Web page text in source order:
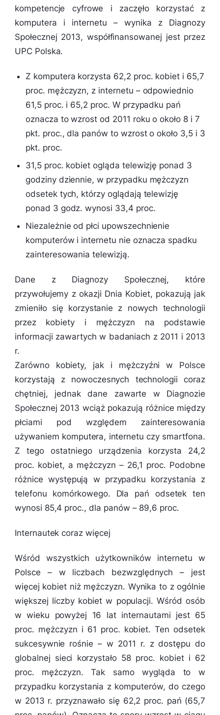
kompetencje cyfrowe i zaczęło korzystać z
komputera i internetu – wynika z Diagnozy
Społecznej 2013, współfinansowanej jest przez
UPC Polska.
Z komputera korzysta 62,2 proc. kobiet i 65,7
proc. mężczyzn, z internetu – odpowiednio
61,5 proc. i 65,2 proc. W przypadku pań
oznacza to wzrost od 2011 roku o około 8 i 7
pkt. proc., dla panów to wzrost o około 3,5 i 3
pkt. proc.
31,5 proc. kobiet ogląda telewizję ponad 3
godziny dziennie, w przypadku mężczyzn
odsetek tych, którzy oglądają telewizję
ponad 3 godz. wynosi 33,4 proc.
Niezależnie od płci upowszechnienie
komputerów i internetu nie oznacza spadku
zainteresowania telewizją.
Dane z Diagnozy Społecznej, które
przywołujemy z okazji Dnia Kobiet, pokazują jak
zmieniło się korzystanie z nowych technologii
przez kobiety i mężczyzn na podstawie
informacji zawartych w badaniach z 2011 i 2013
r.
Zarówno kobiety, jak i mężczyźni w Polsce
korzystają z nowoczesnych technologii coraz
chętniej, jednak dane zawarte w Diagnozie
Społecznej 2013 wciąż pokazują różnice między
płciami pod względem zainteresowania
używaniem komputera, internetu czy smartfona.
Z tego ostatniego urządzenia korzysta 24,2
proc. kobiet, a mężczyzn – 26,1 proc. Podobne
różnice występują w przypadku korzystania z
telefonu komórkowego. Dla pań odsetek ten
wynosi 85,4 proc., dla panów – 89,6 proc.
Internautek coraz więcej
Wśród wszystkich użytkowników internetu w
Polsce – w liczbach bezwzględnych – jest
więcej kobiet niż mężczyzn. Wynika to z ogólnie
większej liczby kobiet w populacji. Wśród osób
w wieku powyżej 16 lat internautami jest 65
proc. mężczyzn i 61 proc. kobiet. Ten odsetek
sukcesywnie rośnie – w 2011 r. z dostępu do
globalnej sieci korzystało 58 proc. kobiet i 62
proc. mężczyzn. Tak samo wygląda to w
przypadku korzystania z komputerów, do czego
w 2013 r. przyznawało się 62,2 proc. pań (65,7